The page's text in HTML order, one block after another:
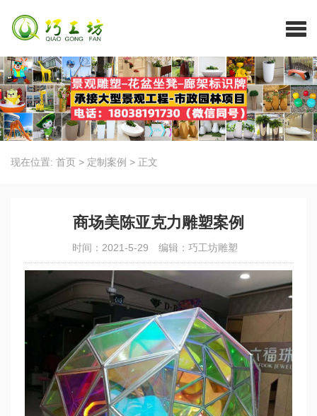
现在位置: 首页 > 定制案例 > 正文
商场美陈亚克力雕塑案例
时间：2021-5-29 编辑：巧工坊雕塑